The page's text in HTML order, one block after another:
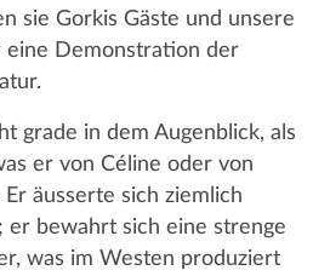
sie Gorkis Gäste und unsere
eine Demonstration der
grade in dem Augenblick, als
er von Céline oder von
äusserte sich ziemlich
er bewahrt sich eine strenge
was im Westen produziert